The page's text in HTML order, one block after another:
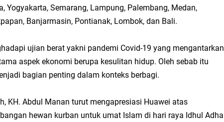
Yogyakarta, Semarang, Lampung, Palembang, Medan,
Banjarmasin, Pontianak, Lombok, dan Bali.
ujian berat yakni pandemi Covid-19 yang mengantarkan
aspek ekonomi berupa kesulitan hidup. Oleh sebab itu
bagian penting dalam konteks berbagi.
KH. Abdul Manan turut mengapresiasi Huawei atas
hewan kurban untuk umat Islam di hari raya Idhul Adha